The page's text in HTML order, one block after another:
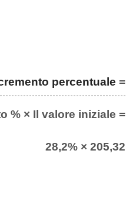
percentuale =
% × Il valore iniziale =
28,2% × 205,32